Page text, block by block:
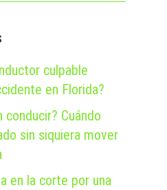
culpable
en Florida?
conducir? Cuándo
sin siquiera mover
en la corte por una